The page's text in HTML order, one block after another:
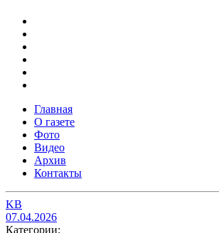
Главная
О газете
Фото
Видео
Архив
Контакты
KB
07.04.2026
Категории: